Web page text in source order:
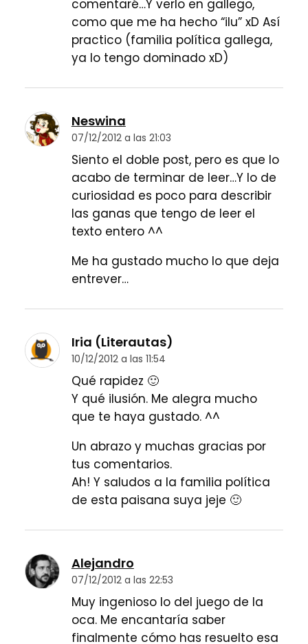
comentaré…Y verlo en gallego,
como que me ha hecho “ilu” xD Así
practico (familia política gallega,
ya lo tengo dominado xD)
Neswina
07/12/2012 a las 21:03
Siento el doble post, pero es que lo
acabo de terminar de leer…Y lo de
curiosidad es poco para describir
las ganas que tengo de leer el
texto entero ^^
Me ha gustado mucho lo que deja
entrever…
Iria (Literautas)
10/12/2012 a las 11:54
Qué rapidez 🙂
Y qué ilusión. Me alegra mucho
que te haya gustado. ^^
Un abrazo y muchas gracias por
tus comentarios.
Ah! Y saludos a la familia política
de esta paisana suya jeje 🙂
Alejandro
07/12/2012 a las 22:53
Muy ingenioso lo del juego de la
oca. Me encantaría saber
finalmente cómo has resuelto esa